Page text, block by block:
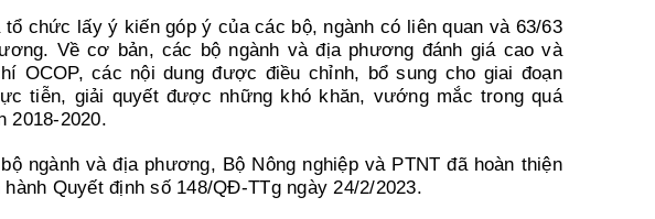
tổ chức lấy ý kiến góp ý của các bộ, ngành có liên quan và 63/63
Về cơ bản, các bộ ngành và địa phương đánh giá cao và
OCOP, các nội dung được điều chỉnh, bổ sung cho giai đoạn
tiễn, giải quyết được những khó khăn, vướng mắc trong quá
2018-2020.
ngành và địa phương, Bộ Nông nghiệp và PTNT đã hoàn thiện
Quyết định số 148/QĐ-TTg ngày 24/2/2023.